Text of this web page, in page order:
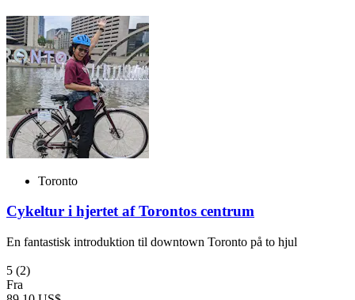
Toronto
Cykeltur i hjertet af Torontos centrum
En fantastisk introduktion til downtown Toronto på to hjul
5 (2)
Fra